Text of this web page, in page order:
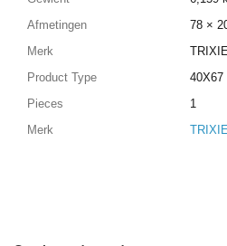
Afmetingen
78 ×
Merk
TRIXIE
Product Type
40X67
Pieces
1
Merk
TRIXIE